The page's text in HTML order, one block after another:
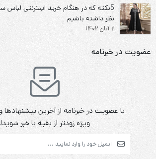
5نکته که در هنگام خرید اینترنتی لباس
نظر داشته باشیم
2 آبان 1402
عضویت در خبرنامه
با عضویت در خبرنامه از آخرین
ویژه زودتر از بقیه با خبر شوید!